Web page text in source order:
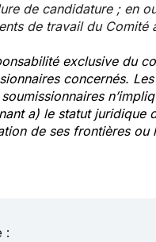
de candidature ; en
de travail du Comité
exclusive du
concernés.
a) le statut juridique
de ses frontières ou
: